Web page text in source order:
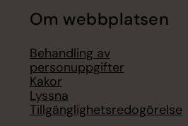
Om webbplatsen
Behandling av
personuppgifter
Kakor
Lyssna
Tillgänglighetsredogörelse